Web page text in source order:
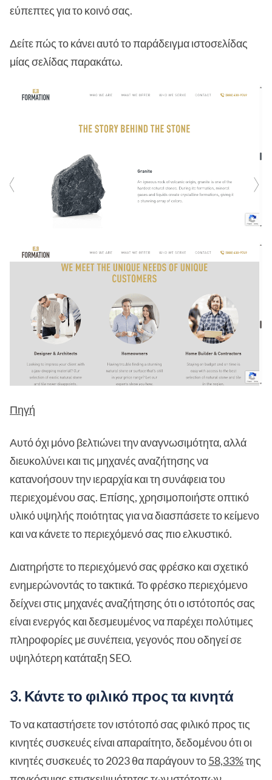
εύπεπτες για το κοινό σας.
Δείτε πώς το κάνει αυτό το παράδειγμα ιστοσελίδας
μίας σελίδας παρακάτω.
Πηγή
Αυτό όχι μόνο βελτιώνει την αναγνωσιμότητα, αλλά
διευκολύνει και τις μηχανές αναζήτησης να
κατανοήσουν την ιεραρχία και τη συνάφεια του
περιεχομένου σας. Επίσης, χρησιμοποιήστε οπτικό
υλικό υψηλής ποιότητας για να διασπάσετε το κείμενο
και να κάνετε το περιεχόμενό σας πιο ελκυστικό.
Διατηρήστε το περιεχόμενό σας φρέσκο και σχετικό
ενημερώνοντάς το τακτικά. Το φρέσκο περιεχόμενο
δείχνει στις μηχανές αναζήτησης ότι ο ιστότοπός σας
είναι ενεργός και δεσμευμένος να παρέχει πολύτιμες
πληροφορίες με συνέπεια, γεγονός που οδηγεί σε
υψηλότερη κατάταξη SEO.
3. Κάντε το φιλικό προς τα κινητά
Το να καταστήσετε τον ιστότοπό σας φιλικό προς τις
κινητές συσκευές είναι απαραίτητο, δεδομένου ότι οι
κινητές συσκευές το 2023 θα παράγουν το58,33%της